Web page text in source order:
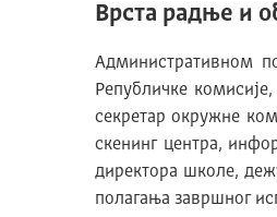
Врста радње и
Административном
Републичке
секретар окружне
скенинг центра,
директора школе,
полагања завршног